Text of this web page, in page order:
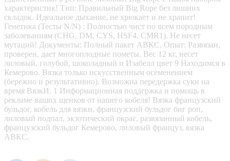
характеристик! Тип: Правильный Big Rope без лишних
складок. Идеальное дыхание, не хрюкает и не храпит!
Генетика (Тесты N/N) : Полностью чист по всем породным
заболеваниям (CHG, DM, CYS, HSF4, CMR1). Не несет
мутаций! Документы: Полный пакет АВКС. Опыт: Развязан,
проверен, дает многоплодные пометы. Вес 12 кг, несет
лиловый, голубой, шоколадный и Изабелл цвет 9 Находимся в
Кемерово. Вязка только искусственным осеменением
(бережно и результативно). Возможна передержка суки на
время ВязкИ. 1 Информационная поддержка и помощь в
рекламе ваших щенков от нашего кобеля! Вязка французский
бульдог, кобель для вязки, французский бульдог биг роп,
лиловый подпал, экзотический окрас, развязанный кобель,
французский бульдог Кемерово, лиловый француз, вязка
АВКС.